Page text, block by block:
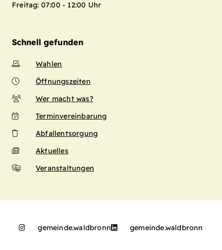
Freitag: 07:00 - 12:00 Uhr
Schnell gefunden
Wahlen
Öffnungszeiten
Wer macht was?
Terminvereinbarung
Abfallentsorgung
Aktuelles
Veranstaltungen
gemeinde.waldbronn gemeinde.waldbronn